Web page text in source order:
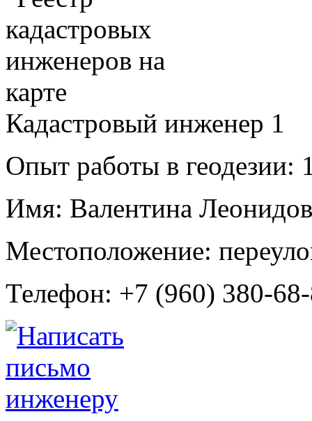
Кадастровый инженер 1
Опыт работы в геодезии:
Имя: Валентина
Местоположение:
Телефон: +7 (960) 380-